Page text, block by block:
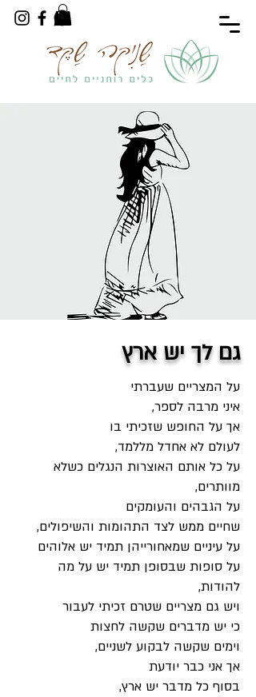
גם לך יש ארץ
על המצריים שעברתי
איני מרבה לספר,
אך על החופש שזכיתי בו
לעולם לא אחדל מללמד,
על כל אותם האוצרות הנגלים כשלא
מוותרים,
על הגבהים והעומקים
שחיים ממש לצד התהומות והשיפולים,
על עיניים שמאחורייהן תמיד יש אלוהים
על סופות שבסופן תמיד יש על מה
להודות,
ויש גם מצריים שטרם זכיתי לעבור
כי יש מדברים שקשה לחצות
וימים שקשה לבקוע לשניים,
אך אני כבר יודעת
בסוף כל מדבר יש ארץ,